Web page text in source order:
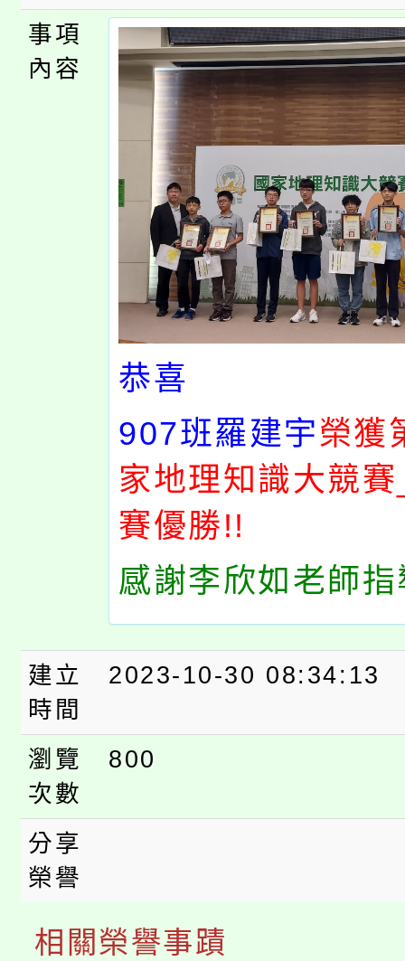
事項
內容
恭喜
907班羅建宇榮獲
家地理知識大競
賽優勝!!
感謝李欣如老師
建立
時間
2023-10-30 08:34:13
瀏覽
次數
800
分享
榮譽
相關榮譽事蹟